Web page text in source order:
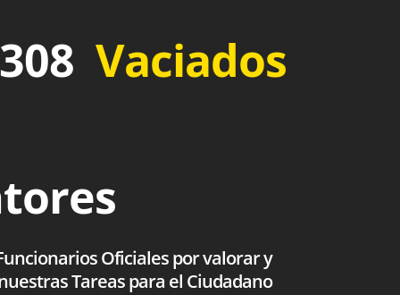
Vaciados
Oficiales por valorar y
Tareas para el Ciudadano